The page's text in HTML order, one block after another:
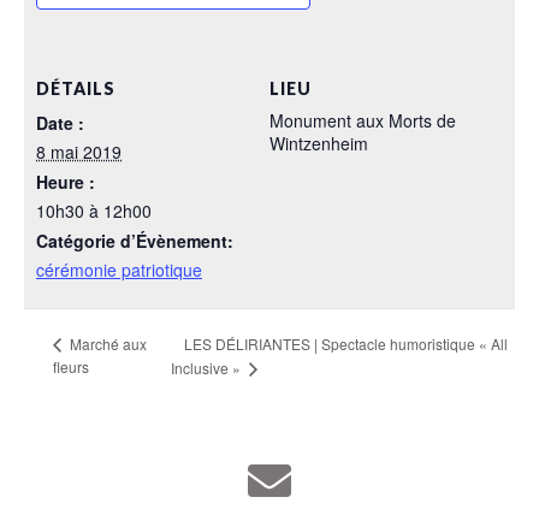
DÉTAILS
Date :
8 mai 2019
Heure :
10h30 à 12h00
Catégorie d’Évènement:
cérémonie patriotique
LIEU
Monument aux Morts de
Wintzenheim
Marché aux
fleurs
LES DÉLIRIANTES | Spectacle humoristique « All
Inclusive »